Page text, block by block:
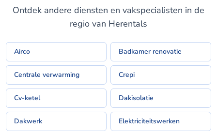
Ontdek andere diensten en vakspecialisten in de
regio van Herentals
Airco Badkamer renovatie
Centrale verwarming Crepi
Cv-ketel Dakisolatie
Dakwerk Elektriciteitswerken